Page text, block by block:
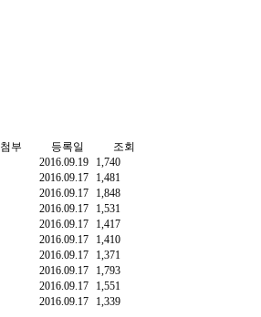
첨부 등록일
조회
2016.09.19
1,740
2016.09.17
1,481
2016.09.17
1,848
2016.09.17
1,531
2016.09.17
1,417
2016.09.17
1,410
2016.09.17
1,371
2016.09.17
1,793
2016.09.17
1,551
2016.09.17
1,339